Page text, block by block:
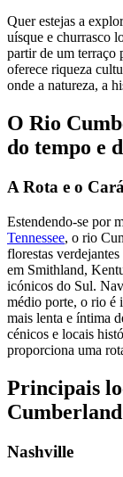
Quer estejas a
uísque e churrasco
partir de um terraço
oferece riqueza
onde a natureza, a
O Rio
do tempo e
A Rota e o
Estendendo-se por
Tennessee, o rio
florestas
em Smithland,
icónicos do Sul.
médio porte, o rio é
mais lenta e íntima
cénicos e locais
proporciona uma
Principais
Cumberland
Nashville